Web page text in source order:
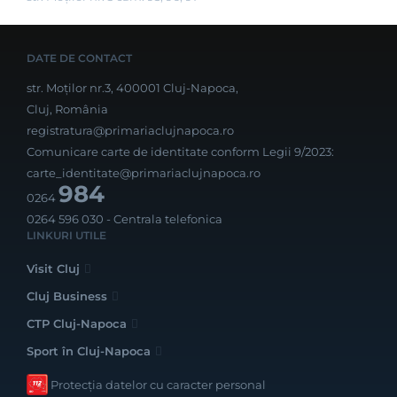
DATE DE CONTACT
str. Moților nr.3, 400001 Cluj-Napoca,
Cluj, România
registratura@primariaclujnapoca.ro
Comunicare carte de identitate conform Legii 9/2023:
carte_identitate@primariaclujnapoca.ro
0264984
0264 596 030 - Centrala telefonica
LINKURI UTILE
Visit Cluj
Cluj Business
CTP Cluj-Napoca
Sport în Cluj-Napoca
Protecția datelor cu caracter personal